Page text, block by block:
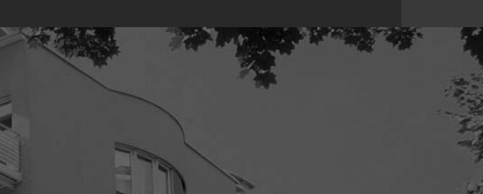
Seit über 30 Jahren steht die
beeinDRUCKEN AG als zuverlässiger
Druckpartner an Ihrer Seite.